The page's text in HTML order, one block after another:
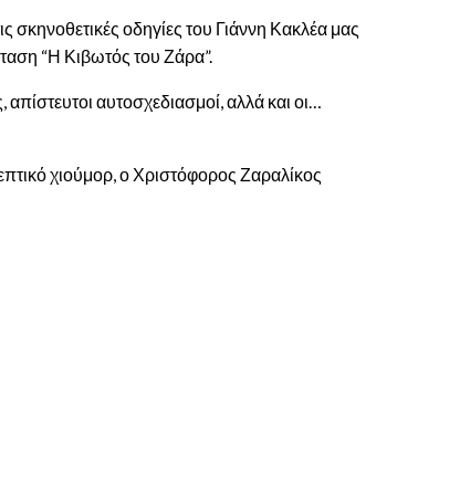
σκηνοθετικές οδηγίες του Γιάννη Κακλέα μας
“Η Κιβωτός του Ζάρα”.
αυτοσχεδιασμοί, αλλά και οι…
χιούμορ, ο Χριστόφορος Ζαραλίκος